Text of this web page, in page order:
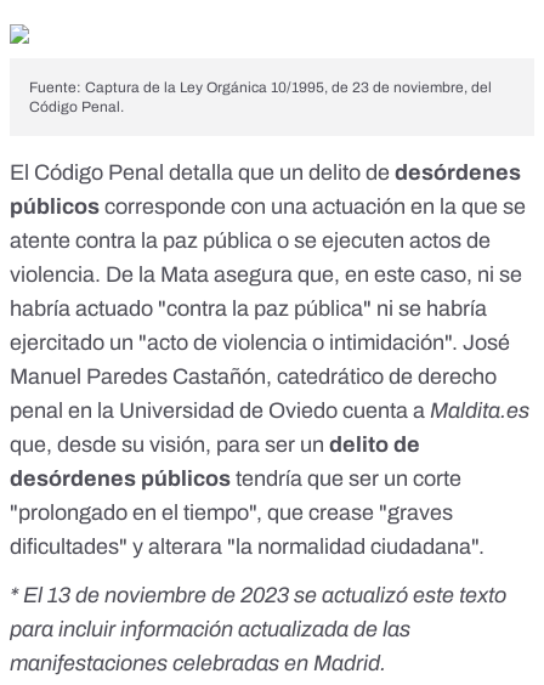
Fuente: Captura de la Ley Orgánica 10/1995, de 23 de noviembre, del
Código Penal.
El Código Penal detalla que un delito de desórdenes
públicos corresponde con una actuación en la que se
atente contra la paz pública o se ejecuten actos de
violencia. De la Mata asegura que, en este caso, ni se
habría actuado "contra la paz pública" ni se habría
ejercitado un "acto de violencia o intimidación". José
Manuel Paredes Castañón, catedrático de derecho
penal en la Universidad de Oviedo cuenta a Maldita.es
que, desde su visión, para ser un delito de
desórdenes públicos tendría que ser un corte
"prolongado en el tiempo", que crease "graves
dificultades" y alterara "la normalidad ciudadana".
* El 13 de noviembre de 2023 se actualizó este texto
para incluir información actualizada de las
manifestaciones celebradas en Madrid.